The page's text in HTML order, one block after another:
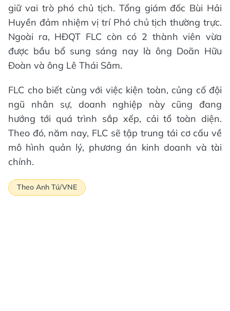
giữ vai trò phó chủ tịch. Tổng giám đốc Bùi Hải
Huyền đảm nhiệm vị trí Phó chủ tịch thường trực.
Ngoài ra, HĐQT FLC còn có 2 thành viên vừa
được bầu bổ sung sáng nay là ông Doãn Hữu
Đoàn và ông Lê Thái Sâm.
FLC cho biết cùng với việc kiện toàn, củng cố đội
ngũ nhân sự, doanh nghiệp này cũng đang
hướng tới quá trình sắp xếp, cải tổ toàn diện.
Theo đó, năm nay, FLC sẽ tập trung tái cơ cấu về
mô hình quản lý, phương án kinh doanh và tài
chính.
Theo Anh Tú/VNE